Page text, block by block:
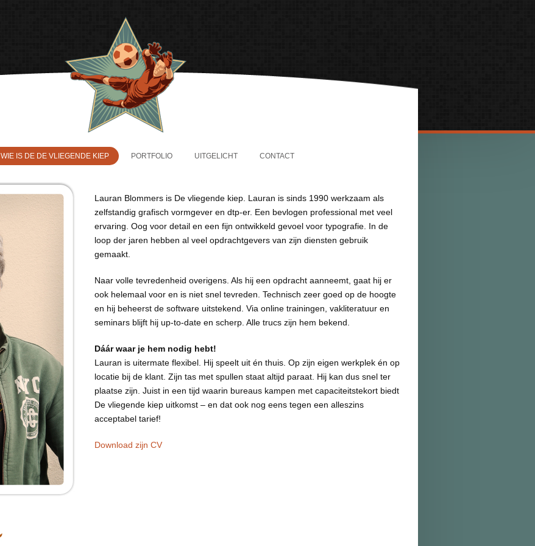
WIE IS DE DE VLIEGENDE KIEP PORTFOLIO UITGELICHT CONTACT
Lauran Blommers is De vliegende kiep. Lauran is sinds 1990 werkzaam als
zelfstandig grafisch vormgever en dtp-er. Een bevlogen professional met veel
ervaring. Oog voor detail en een fijn ontwikkeld gevoel voor typografie. In de
loop der jaren hebben al veel opdrachtgevers van zijn diensten gebruik
gemaakt.
Naar volle tevredenheid overigens. Als hij een opdracht aanneemt, gaat hij er
ook helemaal voor en is niet snel tevreden. Technisch zeer goed op de hoogte
en hij beheerst de software uitstekend. Via online trainingen, vakliteratuur en
seminars blijft hij up-to-date en scherp. Alle trucs zijn hem bekend.
Dáár waar je hem nodig hebt!
Lauran is uitermate flexibel. Hij speelt uit én thuis. Op zijn eigen werkplek én op
locatie bij de klant. Zijn tas met spullen staat altijd paraat. Hij kan dus snel ter
plaatse zijn. Juist in een tijd waarin bureaus kampen met capaciteitstekort biedt
De vliegende kiep uitkomst – en dat ook nog eens tegen een alleszins
acceptabel tarief!
Download zijn CV